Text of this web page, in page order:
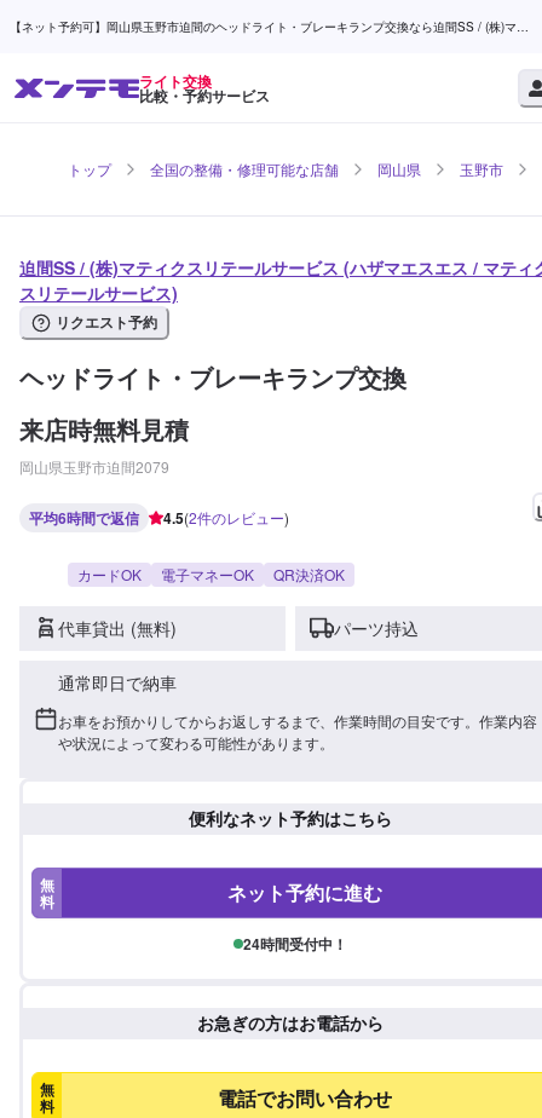
【ネット予約可】岡山県玉野市迫間のヘッドライト・ブレーキランプ交換なら迫間SS / (株)マテ
ライト交換
比較・予約サービス
トップ 全国の整備・修理可能な店舗 岡山県 玉野市
迫間SS / (株)マティクスリテールサービス (ハザマエスエス / マティ
スリテールサービス)
リクエスト予約
ヘッドライト・ブレーキランプ交換
来店時無料見積
岡山県玉野市迫間2079
平均6時間で返信 4.5(2件のレビュー)
カードOK 電子マネーOK QR決済OK
代車貸出 (無料) パーツ持込
通常即日で納車
お車をお預かりしてからお返しするまで、作業時間の目安です。作業内容
や状況によって変わる可能性があります。
便利なネット予約はこちら
無
料 ネット予約に進む
24時間受付中！
お急ぎの方はお電話から
無
料 電話でお問い合わせ